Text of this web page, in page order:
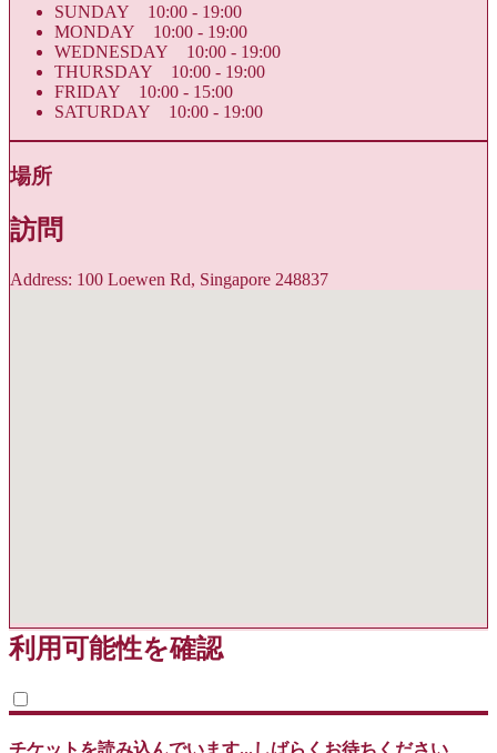
SUNDAY 10:00 - 19:00
MONDAY 10:00 - 19:00
WEDNESDAY 10:00 - 19:00
THURSDAY 10:00 - 19:00
FRIDAY 10:00 - 15:00
SATURDAY 10:00 - 19:00
場所
訪問
Address: 100 Loewen Rd, Singapore 248837
利用可能性を確認